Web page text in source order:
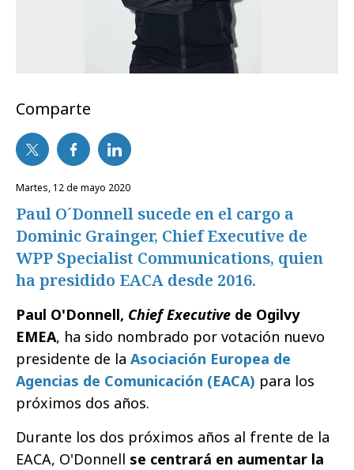
Comparte
martes, 12 de mayo 2020
Paul O´Donnell sucede en el cargo a
Dominic Grainger, Chief Executive de
WPP Specialist Communications, quien
ha presidido EACA desde 2016.
Paul O'Donnell, Chief Executive de Ogilvy
EMEA, ha sido nombrado por votación nuevo
presidente de la Asociación Europea de
Agencias de Comunicación (EACA) para los
próximos dos años.
Durante los dos próximos años al frente de la
EACA, O'Donnell se centrará en aumentar la